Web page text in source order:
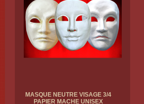
MASQUE NEUTRE VISAGE 3/4
PAPIER MACHE UNISEX